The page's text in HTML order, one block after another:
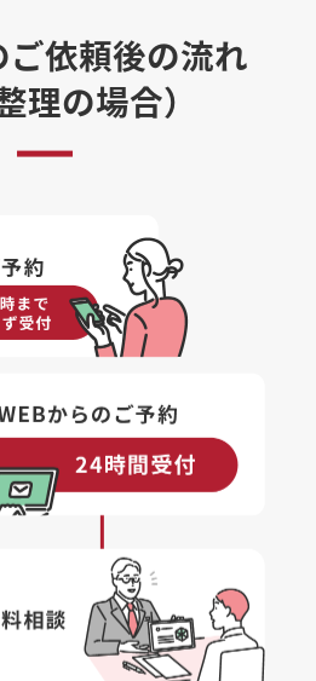
依頼後の流れ
理の場合）